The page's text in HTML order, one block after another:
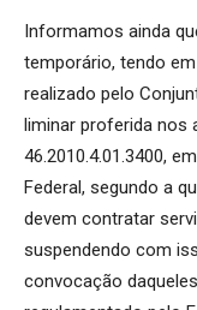
Informamos ainda
temporário, tendo
realizado pelo
liminar proferida nos
46.2010.4.01.3400,
Federal, segundo a
devem contratar
suspendendo com
convocação